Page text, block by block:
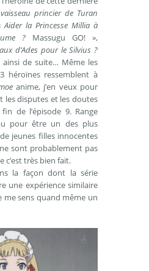
princier de Turan
Aider la Princesse Millia à
? Massugu GO! »,
d’Ades pour le Silvius ?
ainsi de suite… Même les
héroïnes ressemblent à
anime, j’en veux pour
les disputes et les doutes
de l’épisode 9. Range
pour être un des plus
jeunes filles innocentes
sont probablement pas
c’est très bien fait.
la façon dont la série
une expérience similaire
me sens quand même un